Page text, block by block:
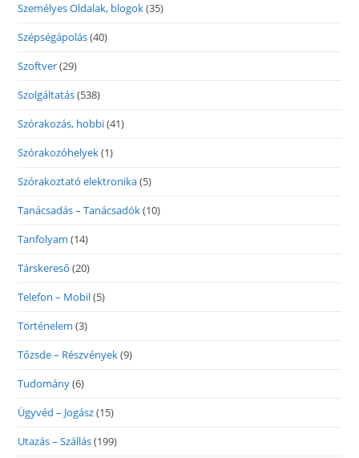
Személyes Oldalak, blogok(35)
Szépségápolás(40)
Szoftver(29)
Szolgáltatás(538)
Szórakozás, hobbi(41)
Szórakozóhelyek(1)
Szórakoztató elektronika(5)
Tanácsadás – Tanácsadók(10)
Tanfolyam (14)
Társkereső (20)
Telefon – Mobil(5)
Történelem (3)
Tőzsde – Részvények(9)
Tudomány(6)
Ügyvéd – Jogász(15)
Utazás – Szállás(199)